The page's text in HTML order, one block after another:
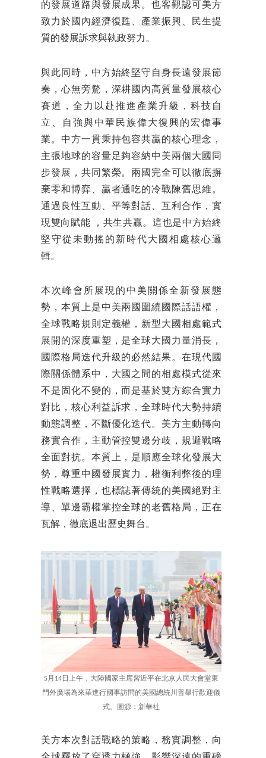
的發展道路與發展成果。也客觀認可美方
致力於國內經濟復甦、產業振興、民生提
質的發展訴求與執政努力。
與此同時，中方始終堅守自身長遠發展節
奏，心無旁騖，深耕國內高質量發展核心
賽道，全力以赴推進產業升級，科技自
立、自強與中華民族偉大復興的宏偉事
業。中方一貫秉持包容共贏的核心理念，
主張地球的容量足夠容納中美兩個大國同
步發展，共同繁榮。兩國完全可以徹底摒
棄零和博弈、贏者通吃的冷戰陳舊思維。
通過良性互動、平等對話、互利合作，實
現雙向賦能 ，共生共贏。這也是中方始終
堅守從未動搖的新時代大國相處核心邏
輯。
本次峰會所展現的中美關係全新發展態
勢，本質上是中美兩國圍繞國際話語權，
全球戰略規則定義權，新型大國相處範式
展開的深度重塑，是全球大國力量消長，
國際格局迭代升級的必然結果。在現代國
際關係體系中，大國之間的相處模式從來
不是固化不變的，而是基於雙方綜合實力
對比，核心利益訴求，全球時代大勢持續
動態調整，不斷優化迭代。美方主動轉向
務實合作，主動管控雙邊分歧，規避戰略
全面對抗。本質上，是順應全球化發展大
勢，尊重中國發展實力，權衡利弊後的理
性戰略選擇，也標誌著傳統的美國絕對主
導、單邊霸權掌控全球的老舊格局，正在
瓦解，徹底退出歷史舞台。
5月14日上午，大陸國家主席習近平在北京人民大會堂東
門外廣場為來華進行國事訪問的美國總統川普舉行歡迎儀
式。圖源：新華社
美方本次對話戰略的策略，務實調整，向